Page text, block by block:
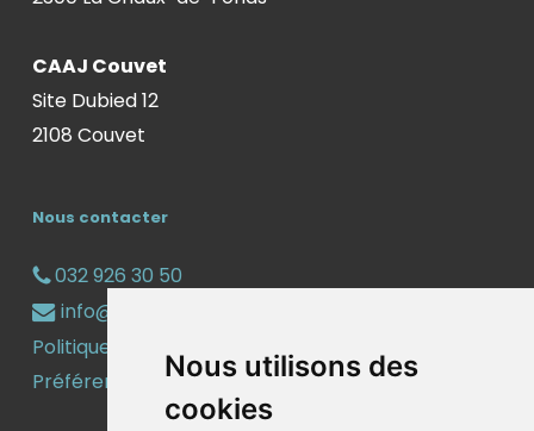
Nous utilisons des
cookies
CAAJ Couvet
Site Dubied 12
2108 Couvet
Nous contacter
032 926 30 50
info@caaj.ch
Politique de confidentialité
Préférences cookies